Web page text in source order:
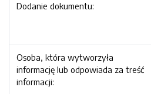
Dodanie dokumentu:
Osoba, która wytworzyła
informację lub odpowiada za treść
informacji: